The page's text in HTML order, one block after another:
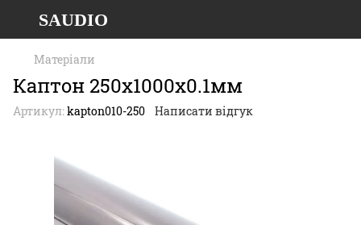
SAUDIO
Матеріали
Каптон 250х1000х0.1мм
Артикул:kapton010-250 Написати відгук